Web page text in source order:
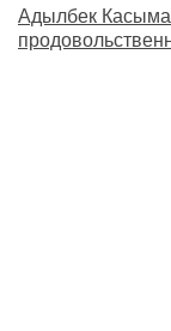
Адылбек